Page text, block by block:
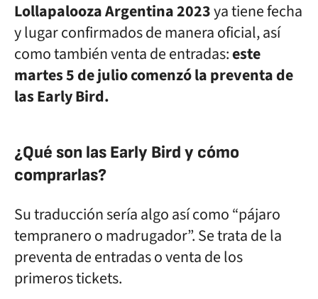
Lollapalooza Argentina 2023ya tiene fecha
y lugar confirmados de manera oficial, así
como también venta de entradas:este
martes 5 de julio comenzó la preventa de
las Early Bird.
¿Qué son las Early Bird y cómo
comprarlas?
Su traducción sería algo así como “pájaro
tempranero o madrugador”. Se trata de la
preventa de entradas o venta de los
primeros tickets.